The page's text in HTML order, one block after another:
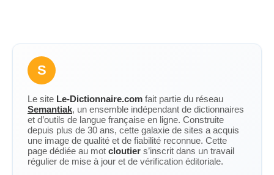
S
Le site Le-Dictionnaire.com fait partie du réseau
Semantiak, un ensemble indépendant de dictionnaires
et d’outils de langue française en ligne. Construite
depuis plus de 30 ans, cette galaxie de sites a acquis
une image de qualité et de fiabilité reconnue. Cette
page dédiée au mot cloutier s’inscrit dans un travail
régulier de mise à jour et de vérification éditoriale.